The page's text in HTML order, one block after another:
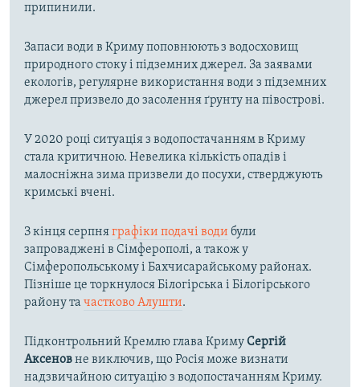
припинили.
Запаси води в Криму поповнюють з водосховищ
природного стоку і підземних джерел. За заявами
екологів, регулярне використання води з підземних
джерел призвело до засолення ґрунту на півострові.
У 2020 році ситуація з водопостачанням в Криму
стала критичною. Невелика кількість опадів і
малосніжна зима призвели до посухи, стверджують
кримські вчені.
З кінця серпняграфіки подачі води були
запроваджені в Сімферополі, а також у
Сімферопольському і Бахчисарайському районах.
Пізніше це торкнулося Білогірська і Білогірського
району та частково Алушти.
Підконтрольний Кремлю глава КримуСергій
Аксеновне виключив, що Росія може визнати
надзвичайною ситуацію з водопостачанням Криму.